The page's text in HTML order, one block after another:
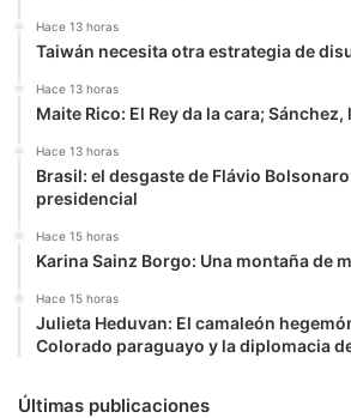
Hace 13 horas
Taiwán necesita otra estrategia de
Hace 13 horas
Maite Rico: El Rey da la cara; Sánchez,
Hace 13 horas
Brasil: el desgaste de Flávio
presidencial
Hace 15 horas
Karina Sainz Borgo: Una montaña de
Hace 15 horas
Julieta Heduvan: El camaleón
Colorado paraguayo y la diplomacia
Últimas publicaciones